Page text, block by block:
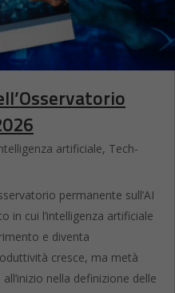
artificiale, Tech-
permanente sull’AI
in cui l’intelligenza artificiale
e diventa
cresce, ma metà
nella definizione delle